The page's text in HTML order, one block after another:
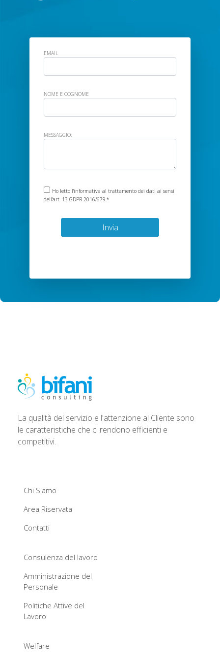
EMAIL
NOME E COGNOME
MESSAGGIO:
Ho letto l'informativa al trattamento dei dati ai sensi
dell'art. 13 GDPR 2016/679.*
La qualità del servizio e l'attenzione al Cliente sono
le caratteristiche che ci rendono efficienti e
competitivi.
Chi Siamo
Area Riservata
Contatti
Consulenza del lavoro
Amministrazione del
Personale
Politiche Attive del
Lavoro
Welfare